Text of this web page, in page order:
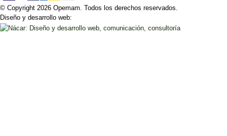
© Copyright 2026 Opemam. Todos los derechos reservados.
Diseño y desarrollo web: